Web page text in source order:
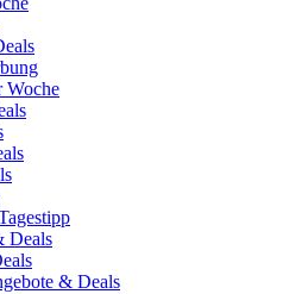
Woche
Deals
& Deals